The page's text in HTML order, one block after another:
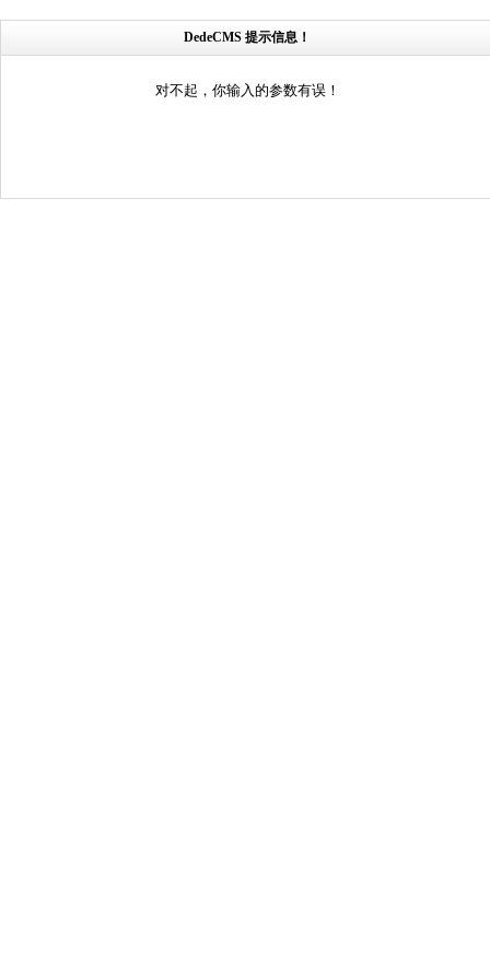
DedeCMS 提示信息！
对不起，你输入的参数有误！